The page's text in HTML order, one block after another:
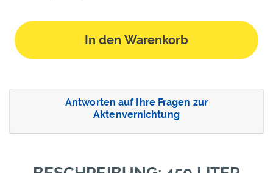
In den Warenkorb
Antworten auf Ihre Fragen zur
Aktenvernichtung